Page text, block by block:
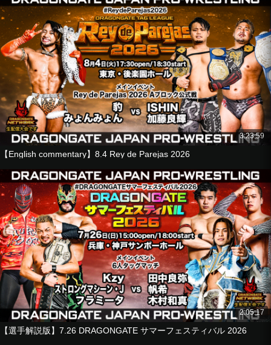
ISHIN
■タッグマッチ
田中良弥
布田龍
vs
帆希
ルイス・マンテ
■6人タッグマッチ
YAMATO
ドラゴン・キッド
土井成樹
vs
B×Bハルク
横須賀ススム
KAGETORA
■3WAYマッチ
菊田円
vs
Kzy
vs
エル・シエロ
【Wrestler Commentary】2026.6.28 Hyogo Kobe Sanbo Hall
3:23:59
【English commentary】8.4 Rey de Parejas 2026
2:05:17
【選手解説版】7.26 DRAGONGATE サマーフェスティバル 2026